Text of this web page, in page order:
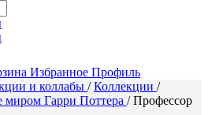
Избранное Профиль
и коллабы /Коллекции /
Гарри Поттера /Профессор